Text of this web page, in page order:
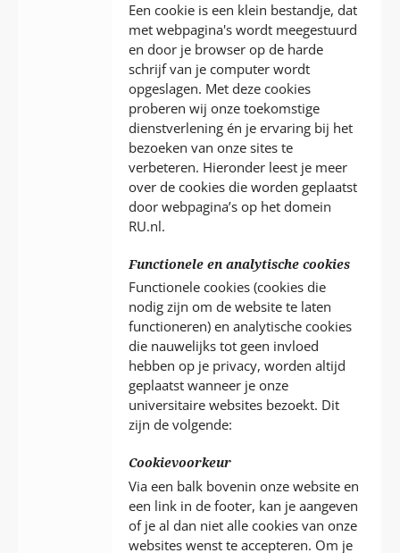
Een cookie is een klein bestandje, dat
met webpagina's wordt meegestuurd
en door je browser op de harde
schrijf van je computer wordt
opgeslagen. Met deze cookies
proberen wij onze toekomstige
dienstverlening én je ervaring bij het
bezoeken van onze sites te
verbeteren. Hieronder leest je meer
over de cookies die worden geplaatst
door webpagina’s op het domein
RU.nl.
Functionele en analytische cookies
Functionele cookies (cookies die
nodig zijn om de website te laten
functioneren) en analytische cookies
die nauwelijks tot geen invloed
hebben op je privacy, worden altijd
geplaatst wanneer je onze
universitaire websites bezoekt. Dit
zijn de volgende:
Cookievoorkeur
Via een balk bovenin onze website en
een link in de footer, kan je aangeven
of je al dan niet alle cookies van onze
websites wenst te accepteren. Om je